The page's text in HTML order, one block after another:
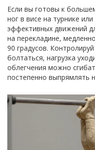
Если вы готовы к
ног в висе на турнике
эффективных движений
на перекладине,
90 градусов.
болтаться, нагрузка
облегчения можно
постепенно выпрямлять